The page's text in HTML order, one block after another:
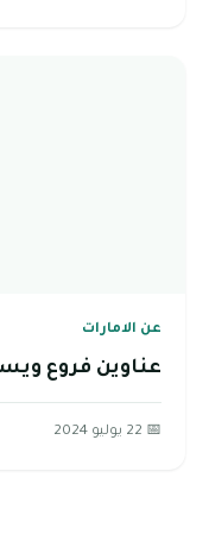
عن الامارات
عناوين فروع
📅 22 يوليو 2024